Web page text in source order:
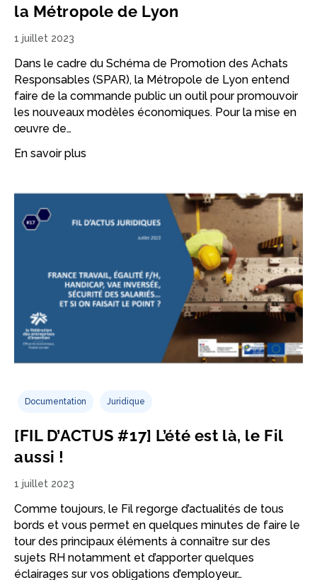
la Métropole de Lyon
1 juillet 2023
Dans le cadre du Schéma de Promotion des Achats
Responsables (SPAR), la Métropole de Lyon entend
faire de la commande public un outil pour promouvoir
les nouveaux modèles économiques. Pour la mise en
œuvre de…
En savoir plus
Documentation Juridique
[FIL D’ACTUS #17] L’été est là, le Fil
aussi !
1 juillet 2023
Comme toujours, le Fil regorge d’actualités de tous
bords et vous permet en quelques minutes de faire le
tour des principaux éléments à connaître sur des
sujets RH notamment et d’apporter quelques
éclairages sur vos obligations d’employeur…